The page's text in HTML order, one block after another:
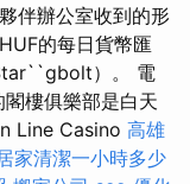
伴辦公室收到的形
的每日貨幣匯
）。 電
樓俱樂部是白天
Line Casino 高雄
家清潔一小時多少